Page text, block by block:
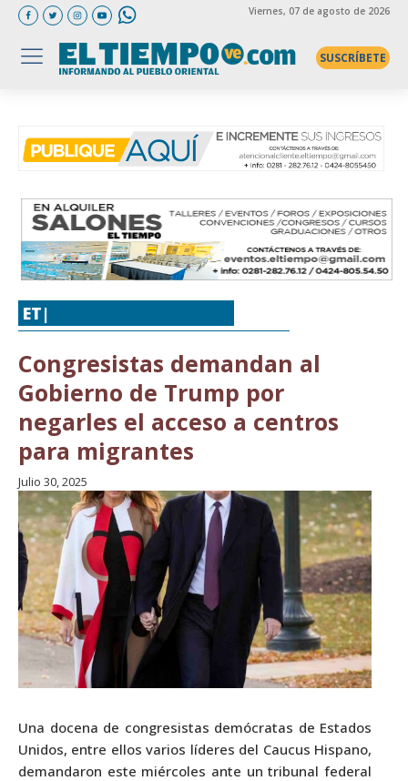
Viernes, 07 de agosto de 2026
SUSCRÍBETE
ET|
Congresistas demandan al
Gobierno de Trump por
negarles el acceso a centros
para migrantes
Julio 30, 2025
Una docena de congresistas demócratas de Estados
Unidos, entre ellos varios líderes del Caucus Hispano,
demandaron este miércoles ante un tribunal federal